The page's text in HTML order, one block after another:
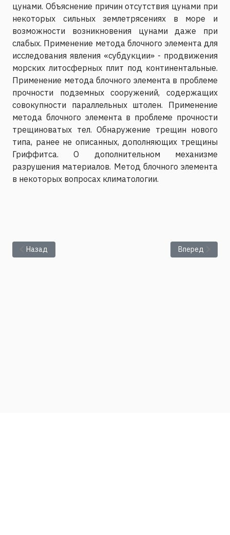
цунами. Объяснение причин отсутствия цунами при
некоторых сильных землетрясениях в море и
возможности возникновения цунами даже при
слабых. Применение метода блочного элемента для
исследования явления «субдукции» - продвижения
морских литосферных плит под континентальные.
Применение метода блочного элемента в проблеме
прочности подземных сооружений, содержащих
совокупности параллельных штолен. Применение
метода блочного элемента в проблеме прочности
трещиноватых тел. Обнаружение трещин нового
типа, ранее не описанных, дополняющих трещины
Гриффитса. О дополнительном механизме
разрушения материалов. Метод блочного элемента
в некоторых вопросах климатологии.
Предыдущий: Manchao He - A new technology for prediction
Назад Следующий:
Вперед